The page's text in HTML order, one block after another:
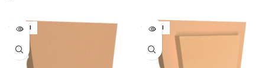
SATILDI SATILDI